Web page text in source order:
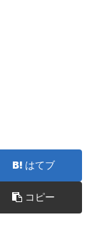
はてブ
コピー